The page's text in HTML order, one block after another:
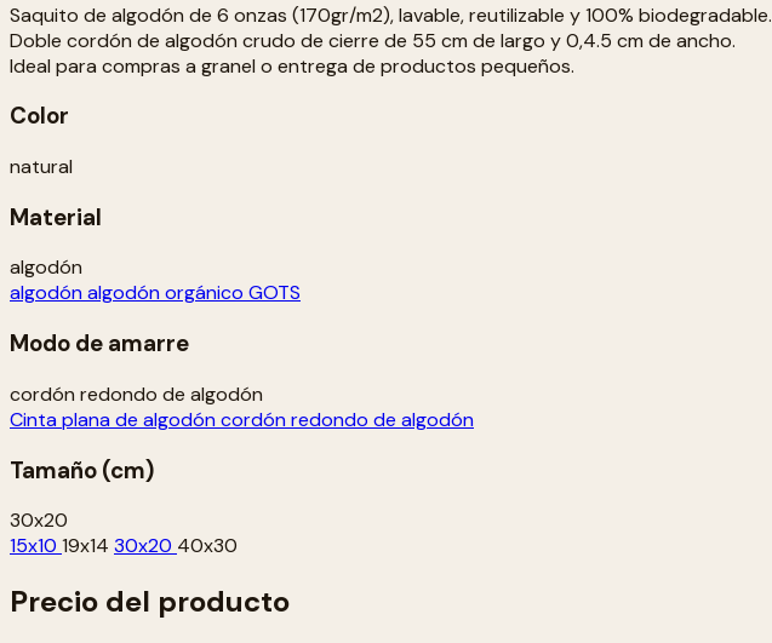
Saquito de algodón de 6 onzas (170gr/m2), lavable, reutilizable y 100% biodegradable.
Doble cordón de algodón crudo de cierre de 55 cm de largo y 0,4.5 cm de ancho.
Ideal para compras a granel o entrega de productos pequeños.
Color
natural
Material
algodón
algodón algodón orgánico GOTS
Modo de amarre
cordón redondo de algodón
Cinta plana de algodón cordón redondo de algodón
Tamaño (cm)
30x20
15x10 19x14 30x20 40x30
Precio del producto